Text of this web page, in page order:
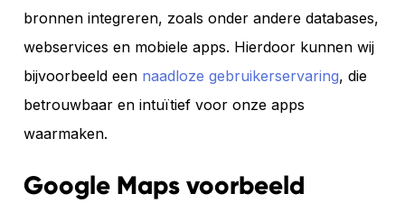
bronnen integreren, zoals onder andere databases,
webservices en mobiele apps. Hierdoor kunnen wij
bijvoorbeeld een naadloze gebruikerservaring, die
betrouwbaar en intuïtief voor onze apps
waarmaken.
Google Maps voorbeeld